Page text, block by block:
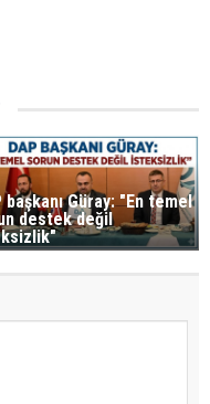
başkanı Güray: "En temel
destek değil